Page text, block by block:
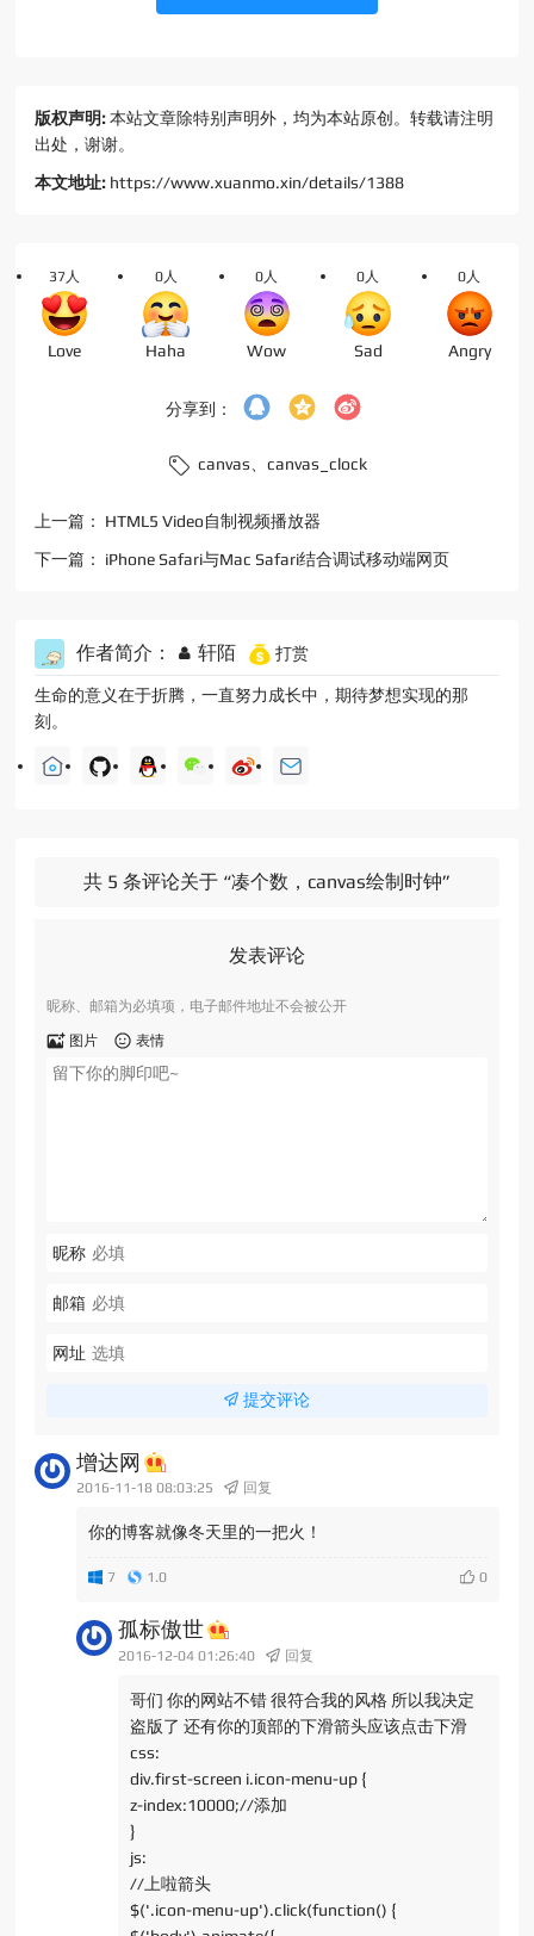
版权声明:本站文章除特别声明外，均为本站原创。转载请注明
出处，谢谢。
本文地址: https://www.xuanmo.xin/details/1388
37人
Love
0人
Haha
0人
Wow
0人
Sad
0人
Angry
分享到：
canvas、 canvas_clock
上一篇： HTML5 Video自制视频播放器
下一篇： iPhone Safari与Mac Safari结合调试移动端网页
作者简介： 轩陌 打赏
生命的意义在于折腾，一直努力成长中，期待梦想实现的那
刻。
共 5 条评论关于 “凑个数，canvas绘制时钟”
发表评论
昵称、邮箱为必填项，电子邮件地址不会被公开
图片 表情
昵称
邮箱
网址
提交评论
增达网
2016-11-18 08:03:25 回复
你的博客就像冬天里的一把火！
7 1.0 0
孤标傲世
2016-12-04 01:26:40 回复
哥们 你的网站不错 很符合我的风格 所以我决定
盗版了 还有你的顶部的下滑箭头应该点击下滑
css:
div.first-screen i.icon-menu-up {
z-index:10000;//添加
}
js:
//上啦箭头
$('.icon-menu-up').click(function() {